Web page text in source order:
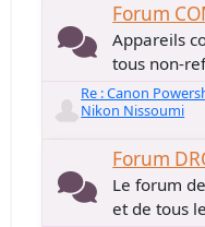
Forum
Appareils
tous non-
Re : Canon
Nikon Nissoumi
Forum
Le forum
et de tous